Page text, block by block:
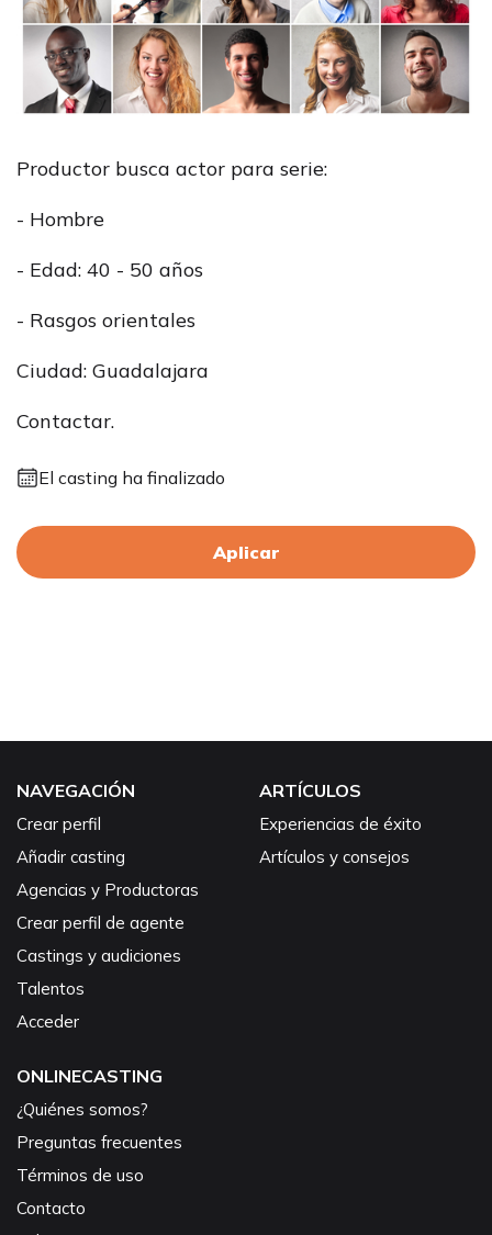
Productor busca actor para serie:
- Hombre
- Edad: 40 - 50 años
- Rasgos orientales
Ciudad: Guadalajara
Contactar.
El casting ha finalizado
Aplicar
NAVEGACIÓN
Crear perfil
Añadir casting
Agencias y Productoras
Crear perfil de agente
Castings y audiciones
Talentos
Acceder
ARTÍCULOS
Experiencias de éxito
Artículos y consejos
ONLINECASTING
¿Quiénes somos?
Preguntas frecuentes
Términos de uso
Contacto